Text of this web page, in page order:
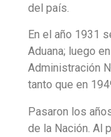
del país.
En el año 1931
Aduana; luego
Administración
tanto que en
Pasaron los
de la Nación. Al